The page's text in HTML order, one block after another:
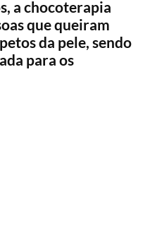
a chocoterapia
que queiram
da pele, sendo
para os